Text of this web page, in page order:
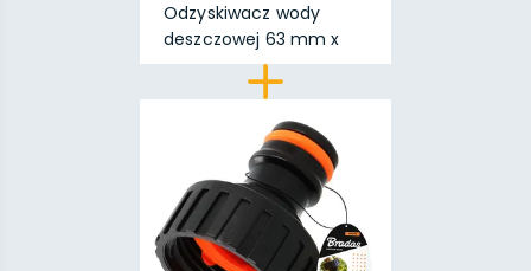
Odzyskiwacz wody
deszczowej 63 mm x
3/4...